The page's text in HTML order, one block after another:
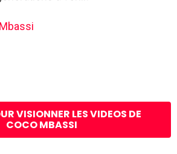
VISIONNER LES VIDEOS DE
COCO MBASSI